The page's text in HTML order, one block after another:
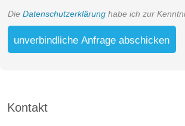
Die Datenschutzerklärung habe ich zur
unverbindliche Anfrage abschicken
Kontakt